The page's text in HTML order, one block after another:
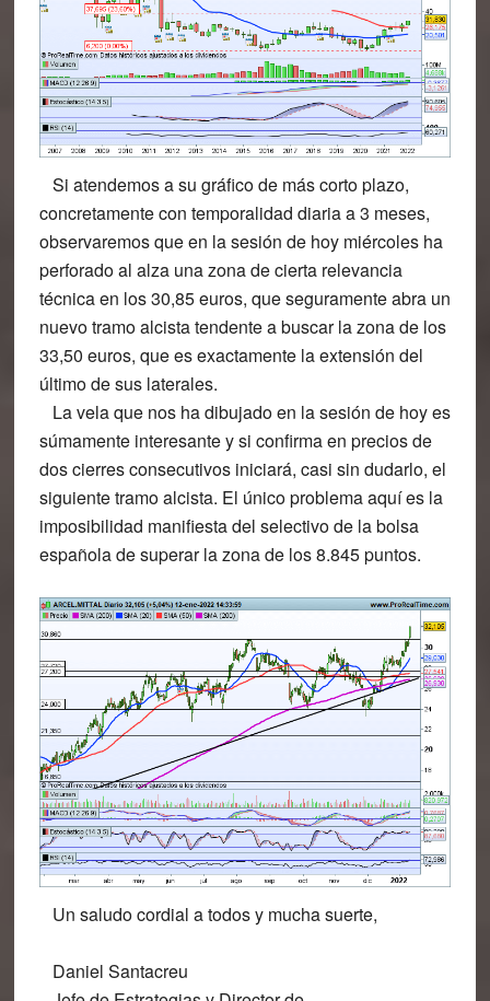
Si atendemos a su gráfico de más corto plazo,
concretamente con temporalidad diaria a 3 meses,
observaremos que en la sesión de hoy miércoles ha
perforado al alza una zona de cierta relevancia
técnica en los 30,85 euros, que seguramente abra un
nuevo tramo alcista tendente a buscar la zona de los
33,50 euros, que es exactamente la extensión del
último de sus laterales.
La vela que nos ha dibujado en la sesión de hoy es
súmamente interesante y si confirma en precios de
dos cierres consecutivos iniciará, casi sin dudarlo, el
siguiente tramo alcista. El único problema aquí es la
imposibilidad manifiesta del selectivo de la bolsa
española de superar la zona de los 8.845 puntos.
Un saludo cordial a todos y mucha suerte,
Daniel Santacreu